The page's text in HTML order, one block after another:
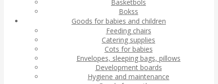
Basketbols
Bokss
Goods for babies and children
Feeding chairs
Catering supplies
Cots for babies
Envelopes, sleeping bags, pillows
Development boards
Hygiene and maintenance